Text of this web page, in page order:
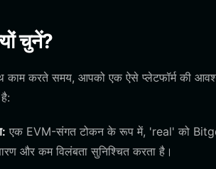
चुनें?
करते समय, आपको एक ऐसे प्लेटफॉर्म की
एक EVM-संगत टोकन के रूप में, 'real' को
और कम विलंबता सुनिश्चित करता है।